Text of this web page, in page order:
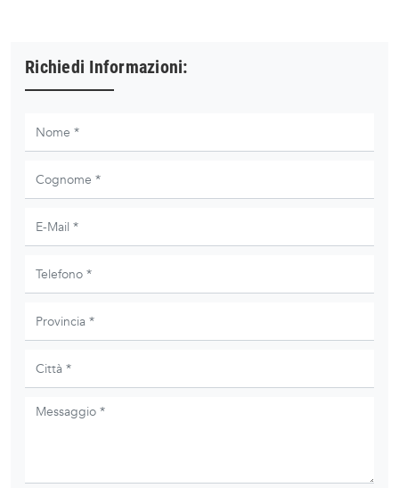
Richiedi Informazioni: